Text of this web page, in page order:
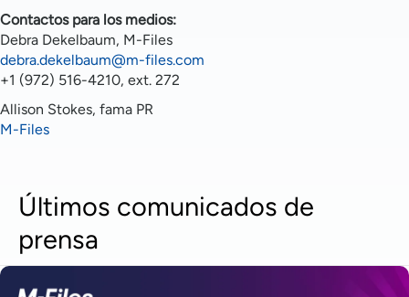
Contactos para los medios:
Debra Dekelbaum, M-Files
debra.dekelbaum@m-files.com
+1 (972) 516-4210, ext. 272
Allison Stokes, fama PR
M-Files
Últimos comunicados de
prensa